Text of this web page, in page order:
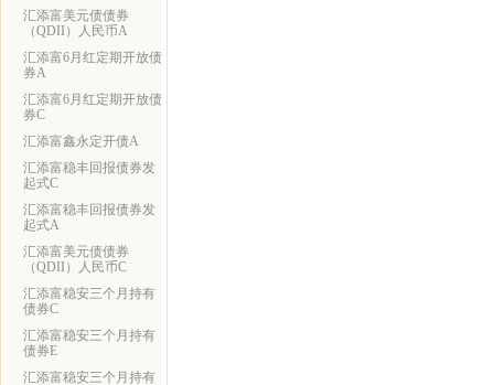
汇添富美元债债券
（QDII）人民币A
汇添富6月红定期开放债
券A
汇添富6月红定期开放债
券C
汇添富鑫永定开债A
汇添富稳丰回报债券发
起式C
汇添富稳丰回报债券发
起式A
汇添富美元债债券
（QDII）人民币C
汇添富稳安三个月持有
债券C
汇添富稳安三个月持有
债券E
汇添富稳安三个月持有